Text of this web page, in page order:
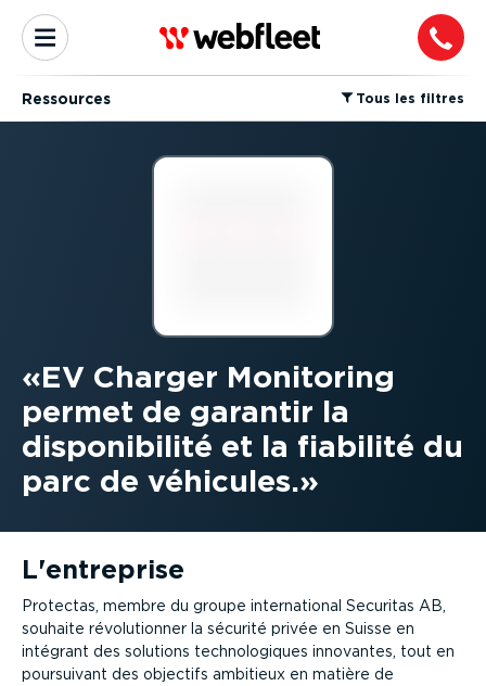
Ressources ⁠Tous les filtres
EV Charger Monitoring
permet de garantir la
disponibilité et la fiabilité du
parc de véhicules.
L'entreprise
Protectas, membre du groupe international Securitas AB,
souhaite révolutionner la sécurité privée en Suisse en
intégrant des solutions technologiques innovantes, tout en
poursuivant des objectifs ambitieux en matière de